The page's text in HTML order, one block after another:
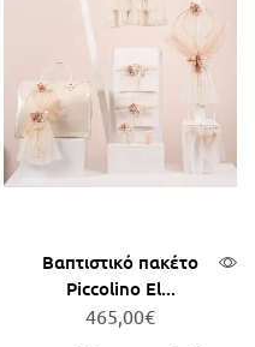
Βαπτιστικό πακέτο
Piccolino El...
465,00€